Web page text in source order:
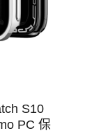
S10
PC 保